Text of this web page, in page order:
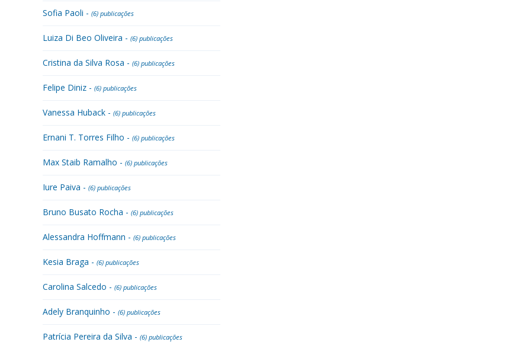
Sofia Paoli - (6) publicações
Luiza Di Beo Oliveira - (6) publicações
Cristina da Silva Rosa - (6) publicações
Felipe Diniz - (6) publicações
Vanessa Huback - (6) publicações
Ernani T. Torres Filho - (6) publicações
Max Staib Ramalho - (6) publicações
Iure Paiva - (6) publicações
Bruno Busato Rocha - (6) publicações
Alessandra Hoffmann - (6) publicações
Kesia Braga - (6) publicações
Carolina Salcedo - (6) publicações
Adely Branquinho - (6) publicações
Patrícia Pereira da Silva - (6) publicações